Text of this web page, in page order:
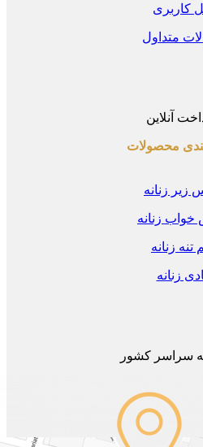
متداول
آنلاین
محصولات
زنانه
زنانه
زنانه
زنانه
کشور